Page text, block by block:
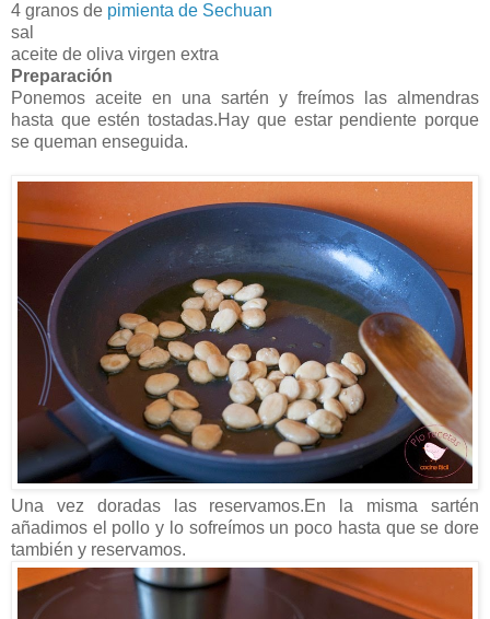
4 granos de pimienta de Sechuan
sal
aceite de oliva virgen extra
Preparación
Ponemos aceite en una sartén y freímos las almendras
hasta que estén tostadas.Hay que estar pendiente porque
se queman enseguida.
Una vez doradas las reservamos.En la misma sartén
añadimos el pollo y lo sofreímos un poco hasta que se dore
también y reservamos.